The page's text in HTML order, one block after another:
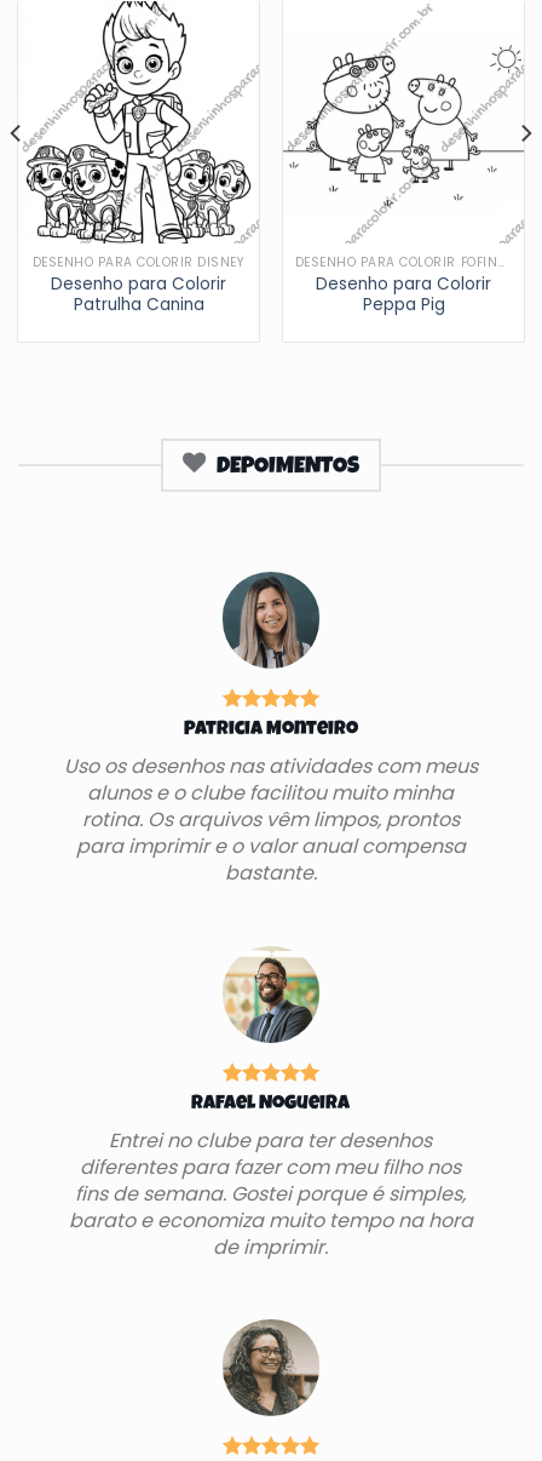
DESENHO PARA COLORIR DISNEY
Desenho para Colorir
Patrulha Canina
DESENHO PARA COLORIR FOFINHOS
Desenho para Colorir
Peppa Pig
DEPOIMENTOS
Patricia Monteiro
Uso os desenhos nas atividades com meus
alunos e o clube facilitou muito minha
rotina. Os arquivos vêm limpos, prontos
para imprimir e o valor anual compensa
bastante.
Rafael Nogueira
Entrei no clube para ter desenhos
diferentes para fazer com meu filho nos
fins de semana. Gostei porque é simples,
barato e economiza muito tempo na hora
de imprimir.